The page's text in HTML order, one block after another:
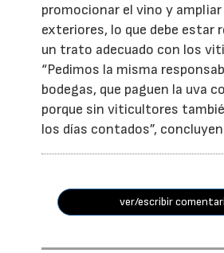
promocionar el vino y
exteriores, lo que debe estar
un trato adecuado con los
“Pedimos la misma
bodegas, que paguen la uva
porque sin viticultores
los días contados”,
ver/escribir